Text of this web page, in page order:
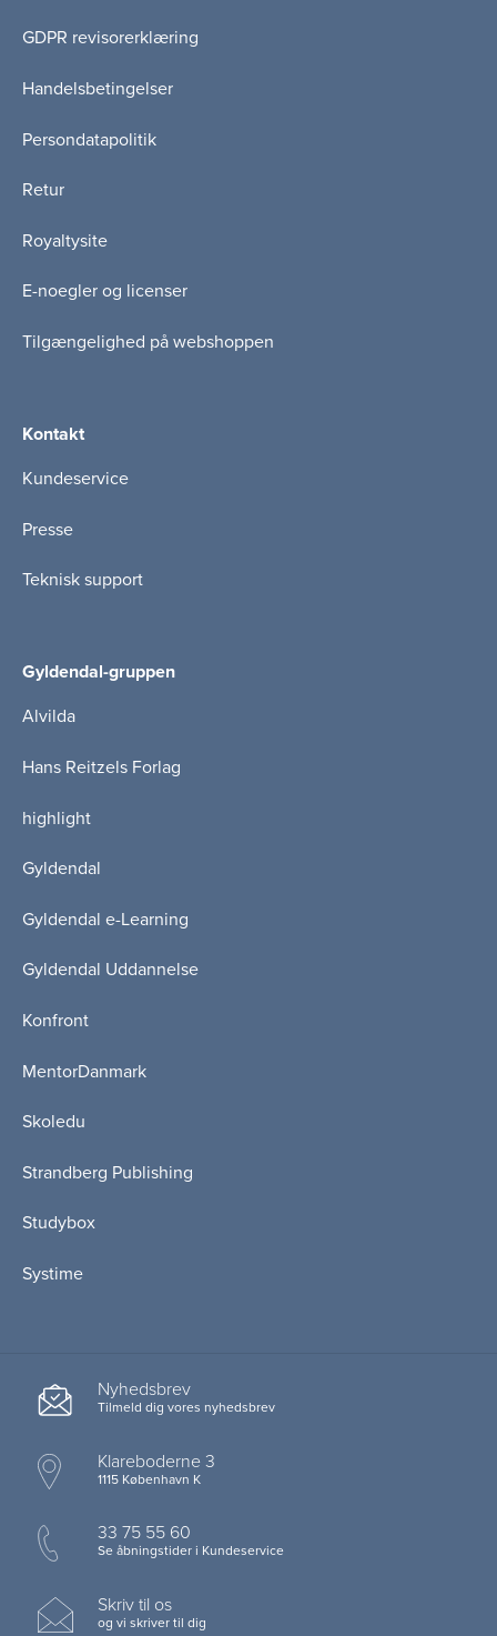
GDPR revisorerklæring
Handelsbetingelser
Persondatapolitik
Retur
Royaltysite
E-noegler og licenser
Tilgængelighed på webshoppen
Kontakt
Kundeservice
Presse
Teknisk support
Gyldendal-gruppen
Alvilda
Hans Reitzels Forlag
highlight
Gyldendal
Gyldendal e-Learning
Gyldendal Uddannelse
Konfront
MentorDanmark
Skoledu
Strandberg Publishing
Studybox
Systime
Nyhedsbrev
Tilmeld dig vores nyhedsbrev
Klareboderne 3
1115 København K
33 75 55 60
Se åbningstider i Kundeservice
Skriv til os
og vi skriver til dig